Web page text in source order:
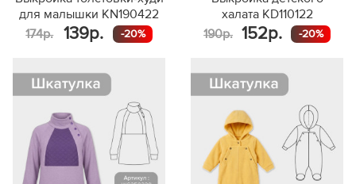
для малышки KN190422
174р.
139р. -20%
халата KD110122
190р.
152р. -20%